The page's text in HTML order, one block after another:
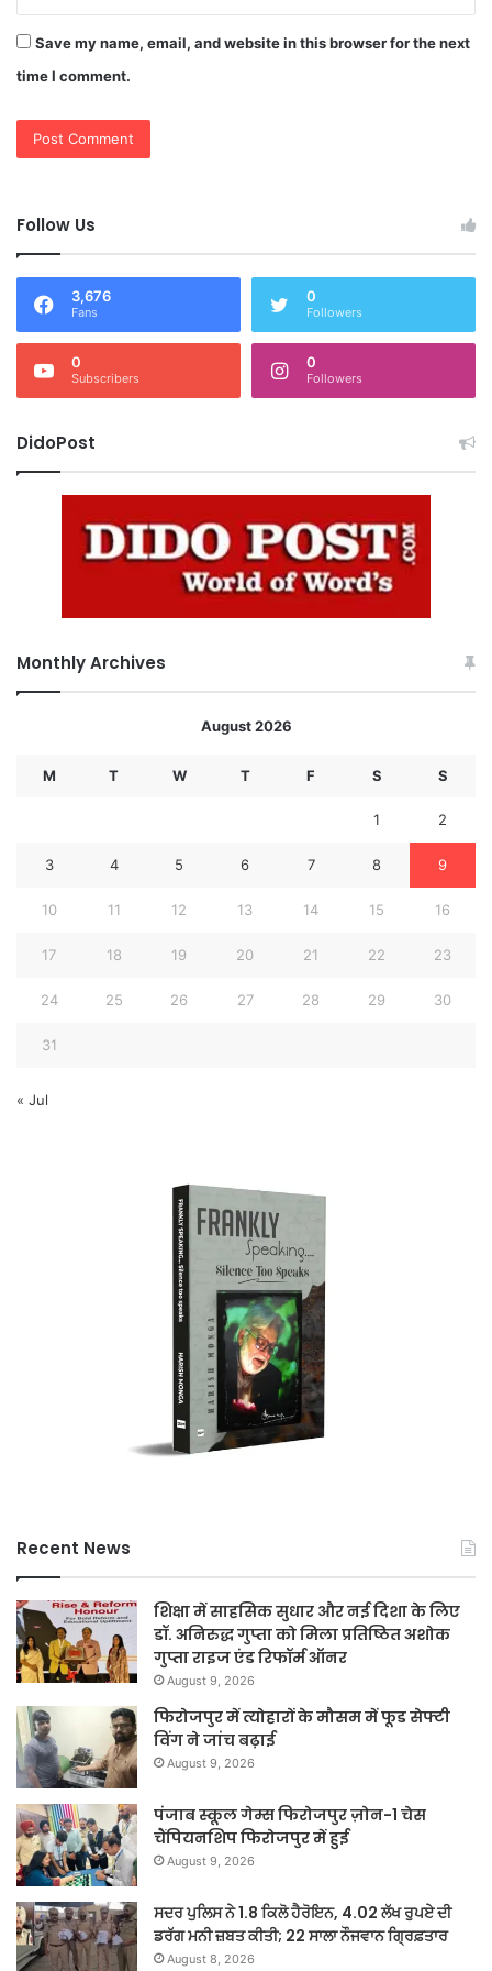
Save my name, email, and website in this browser for the next
time I comment.
Follow Us
3,676
Fans
0
Followers
0
Subscribers
0
Followers
DidoPost
Monthly Archives
August 2026
M T W T F S S
1 2
3 4 5 6 7 8 9
10 11 12 13 14 15 16
17 18 19 20 21 22 23
24 25 26 27 28 29 30
31
« Jul
Recent News
शिक्षा में साहसिक सुधार और नई दिशा के लिए
डॉ. अनिरुद्ध गुप्ता को मिला प्रतिष्ठित अशोक
गुप्ता राइज एंड रिफॉर्म ऑनर
August 9, 2026
फिरोजपुर में त्योहारों के मौसम में फूड सेफ्टी
विंग ने जांच बढ़ाई
August 9, 2026
पंजाब स्कूल गेम्स फिरोजपुर ज़ोन-1 चेस
चैंपियनशिप फिरोजपुर में हुई
August 9, 2026
ਸਦਰ ਪੁਲਿਸ ਨੇ 1.8 ਕਿਲੋ ਹੈਰੋਇਨ, 4.02 ਲੱਖ ਰੁਪਏ ਦੀ
ਡਰੱਗ ਮਨੀ ਜ਼ਬਤ ਕੀਤੀ; 22 ਸਾਲਾ ਨੌਜਵਾਨ ਗ੍ਰਿਫ਼ਤਾਰ
August 8, 2026